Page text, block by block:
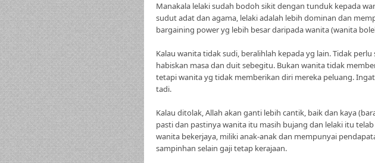
Manakala lelaki sudah bodoh sikit dengan tunduk kepada
sudut adat dan agama, lelaki adalah lebih dominan dan
bargaining power yg lebih besar daripada wanita (wanita
Kalau wanita tidak sudi, beralihlah kepada yg lain. Tidak perlu
habiskan masa dan duit sebegitu. Bukan wanita tidak
tetapi wanita yg tidak memberikan diri mereka peluang.
tadi.
Kalau ditolak, Allah akan ganti lebih cantik, baik dan kaya
pasti dan pastinya wanita itu masih bujang dan lelaki itu
wanita bekerjaya, miliki anak-anak dan mempunyai
sampinhan selain gaji tetap kerajaan.